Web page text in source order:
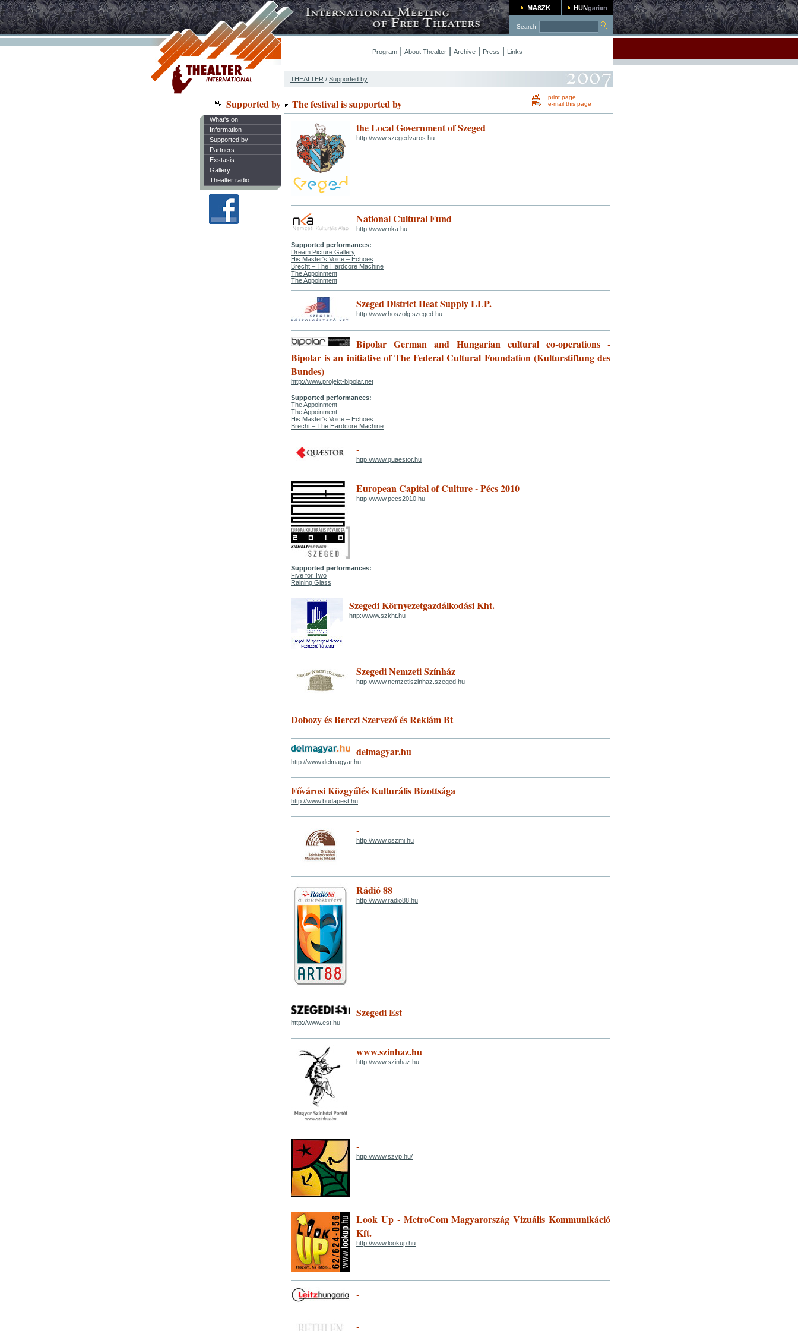
Search
Program| About Thealter| Archive| Press Links
THEALTER / Supported by
Supported by
What's on
Information
Supported by
Partners
Exstasis
Gallery
Thealter radio
The festival is supported by
print page
e-mail this page
the Local Government of Szeged
http://www.szegedvaros.hu
National Cultural Fund
http://www.nka.hu
Supported performances:
Dream Picture Gallery
His Master's Voice – Echoes
Brecht – The Hardcore Machine
The Appoinment
The Appoinment
Szeged District Heat Supply LLP.
http://www.hoszolg.szeged.hu
Bipolar German and Hungarian cultural co-operations -
Bipolar is an initiative of The Federal Cultural Foundation (Kulturstiftung des
Bundes)
http://www.projekt-bipolar.net
Supported performances:
The Appoinment
The Appoinment
His Master's Voice – Echoes
Brecht – The Hardcore Machine
-
http://www.quaestor.hu
European Capital of Culture - Pécs 2010
http://www.pecs2010.hu
Supported performances:
Five for Two
Raining Glass
Szegedi Környezetgazdálkodási Kht.
http://www.szkht.hu
Szegedi Nemzeti Színház
http://www.nemzetiszinhaz.szeged.hu
Dobozy és Berczi Szervező és Reklám Bt
delmagyar.hu
http://www.delmagyar.hu
Fővárosi Közgyűlés Kulturális Bizottsága
http://www.budapest.hu
-
http://www.oszmi.hu
Rádió 88
http://www.radio88.hu
Szegedi Est
http://www.est.hu
www.szinhaz.hu
http://www.szinhaz.hu
-
http://www.szvp.hu/
Look Up - MetroCom Magyarország Vizuális Kommunikáció
Kft.
http://www.lookup.hu
-
-